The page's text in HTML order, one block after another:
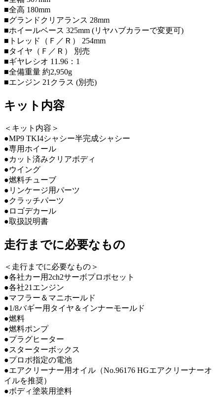
■全高 180mm
■グランドクリアランス 28mm
■ホイールベース 325mm (リヤハブカラーで変更可)
■トレッド（Ｆ／Ｒ） 254mm
■タイヤ（Ｆ／Ｒ） 別売
■ギヤレシオ 11.96：1
■全備重量 約2,950g
■エンジン 21クラス (別売)
キット内容
＜キット内容＞
●MP9 TKI4シャシー半完成シャシー
●専用ホイール
●カット済みクリアボディ
●ウイング
●燃料チューブ
●リンケージ用パーツ
●クラッチパーツ
●ロゴデカール
●取扱説明書
走行までに必要なもの
＜走行までに必要なもの＞
●各社カー用2ch2サーボプロポセット
●各社21エンジン
●マフラー＆マニホールド
●1/8バギー用タイヤ＆インナーモールド
●燃料
●燃料ポンプ
●プラグヒーター
●スターターボックス
●プロポ指定の電池
●エアクリーナー用オイル（No.96176 HGエアクリーナーオ
イルを推奨）
●ボディ塗装用塗料